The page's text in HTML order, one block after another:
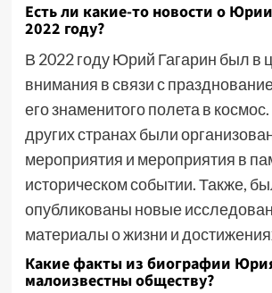
Есть ли какие-то новости о
2022 году?
В 2022 году Юрий Гагарин был в
внимания в связи с
его знаменитого полета в
других странах были
мероприятия и мероприятия в
историческом событии. Также,
опубликованы новые
материалы о жизни и
Какие факты из биографии
малоизвестны обществу?